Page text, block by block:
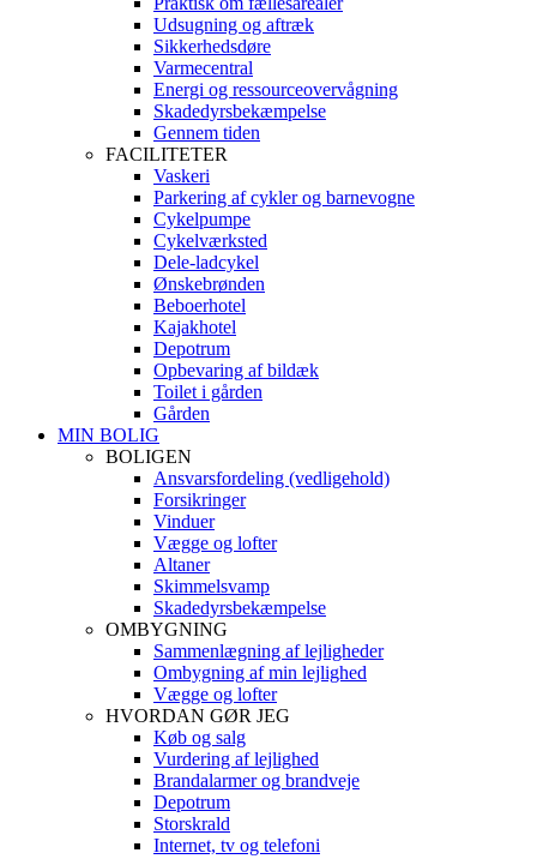
Udsugning og aftræk
Sikkerhedsdøre
Varmecentral
Energi og ressourceovervågning
Skadedyrsbekæmpelse
Gennem tiden
FACILITETER
Vaskeri
Parkering af cykler og barnevogne
Cykelpumpe
Cykelværksted
Dele-ladcykel
Ønskebrønden
Beboerhotel
Kajakhotel
Depotrum
Opbevaring af bildæk
Toilet i gården
Gården
MIN BOLIG
BOLIGEN
Ansvarsfordeling (vedligehold)
Forsikringer
Vinduer
Vægge og lofter
Altaner
Skimmelsvamp
Skadedyrsbekæmpelse
OMBYGNING
Sammenlægning af lejligheder
Ombygning af min lejlighed
Vægge og lofter
HVORDAN GØR JEG
Køb og salg
Vurdering af lejlighed
Brandalarmer og brandveje
Depotrum
Storskrald
Internet, tv og telefoni